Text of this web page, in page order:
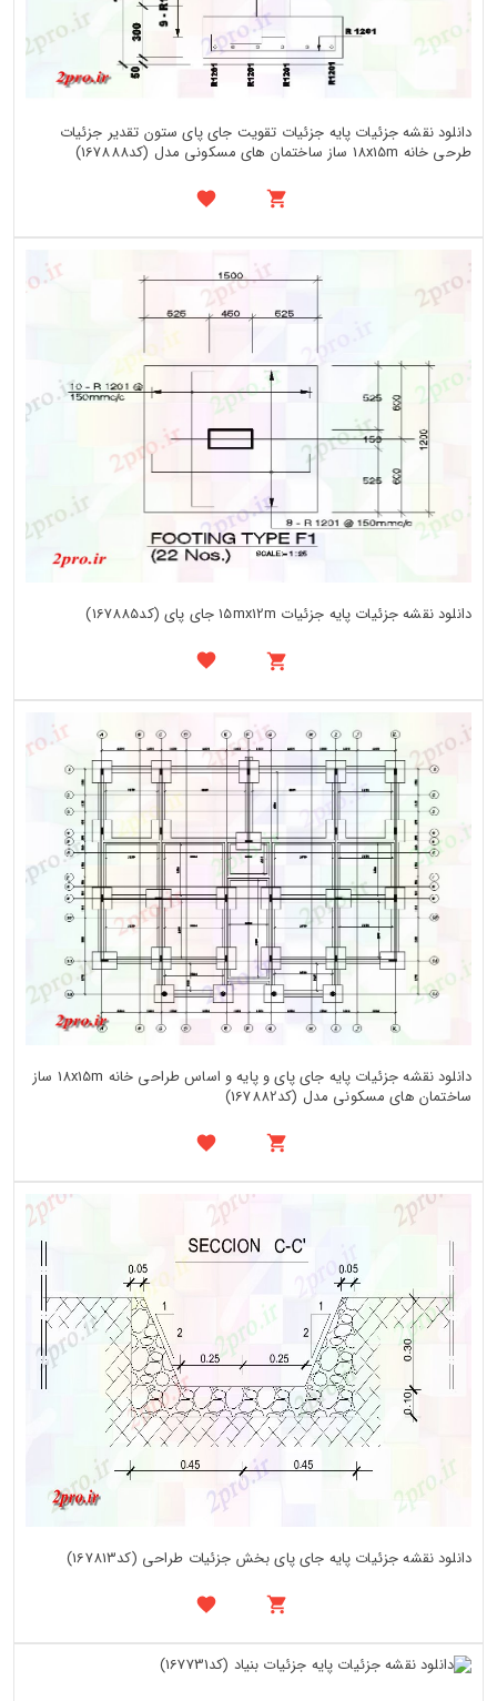
دانلود نقشه جزئیات پایه جزئیات تقویت جای پای ستون تقدیر جزئیات
طرحی خانه 18x15m ساز ساختمان های مسکونی مدل (کد167888)
دانلود نقشه جزئیات پایه جزئیات 15mx12m جای پای (کد167885)
دانلود نقشه جزئیات پایه جای پای و پایه و اساس طراحی خانه 18x15m ساز
ساختمان های مسکونی مدل (کد167882)
دانلود نقشه جزئیات پایه جای پای بخش جزئیات طراحی (کد167813)